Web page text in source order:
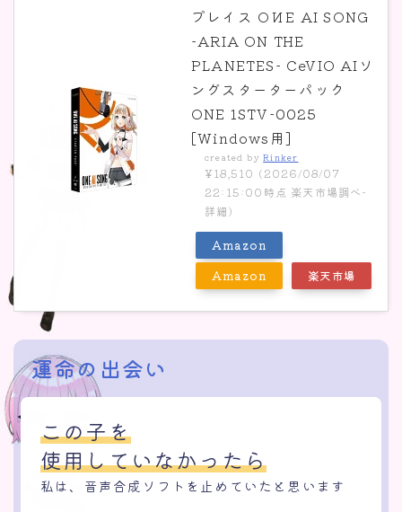
プレイス OИE AI SONG
-ARIA ON THE
PLANETES- CeVIO AIソ
ングスターターパック
ONE 1STV-0025
[Windows用]
created byRinker
¥18,510 (2026/08/07
22:15:00時点 楽天市場調べ-
詳細)
Amazon
Amazon
楽天市場
運命の出会い
この子を
使用していなかったら
私は、音声合成ソフトを止めていたと思います